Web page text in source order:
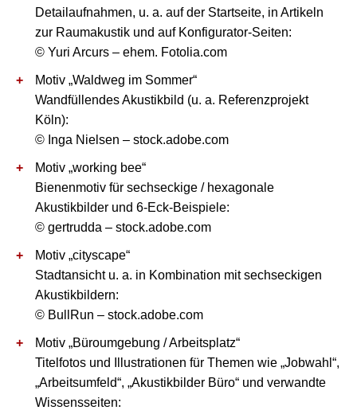
Detailaufnahmen, u. a. auf der Startseite, in Artikeln
zur Raumakustik und auf Konfigurator-Seiten:
© Yuri Arcurs – ehem. Fotolia.com
Motiv „Waldweg im Sommer“
Wandfüllendes Akustikbild (u. a. Referenzprojekt
Köln):
© Inga Nielsen – stock.adobe.com
Motiv „working bee“
Bienenmotiv für sechseckige / hexagonale
Akustikbilder und 6-Eck-Beispiele:
© gertrudda – stock.adobe.com
Motiv „cityscape“
Stadtansicht u. a. in Kombination mit sechseckigen
Akustikbildern:
© BullRun – stock.adobe.com
Motiv „Büroumgebung / Arbeitsplatz“
Titelfotos und Illustrationen für Themen wie „Jobwahl“,
„Arbeitsumfeld“, „Akustikbilder Büro“ und verwandte
Wissensseiten: